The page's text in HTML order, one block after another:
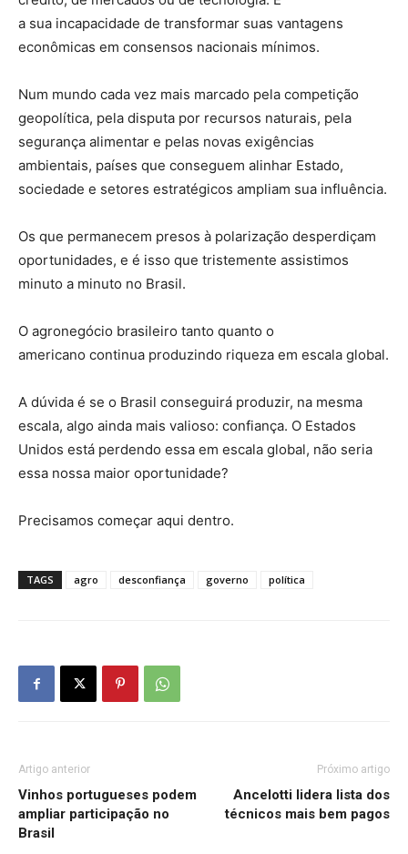
a sua incapacidade de transformar suas vantagens
econômicas em consensos nacionais mínimos.
Num mundo cada vez mais marcado pela competição
geopolítica, pela disputa por recursos naturais, pela
segurança alimentar e pelas novas exigências
ambientais, países que conseguem alinhar Estado,
sociedade e setores estratégicos ampliam sua influência.
Os que permanecem presos à polarização desperdiçam
oportunidades, e é isso que tristemente assistimos
minuto a minuto no Brasil.
O agronegócio brasileiro tanto quanto o
americano continua produzindo riqueza em escala global.
A dúvida é se o Brasil conseguirá produzir, na mesma
escala, algo ainda mais valioso: confiança. O Estados
Unidos está perdendo essa em escala global, não seria
essa nossa maior oportunidade?
Precisamos começar aqui dentro.
TAGS agro desconfiança governo política
Artigo anterior
Vinhos portugueses podem
ampliar participação no
Brasil
Próximo artigo
Ancelotti lidera lista dos
técnicos mais bem pagos